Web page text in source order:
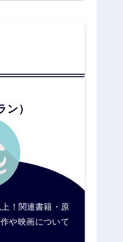
ン）
！関連書籍・原
や映画について